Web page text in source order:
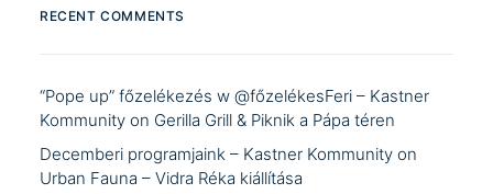
RECENT COMMENTS
“Pope up” főzelékezés w @főzelékesFeri – Kastner
Kommunity on Gerilla Grill & Piknik a Pápa téren
Decemberi programjaink – Kastner Kommunity on
Urban Fauna – Vidra Réka kiállítása